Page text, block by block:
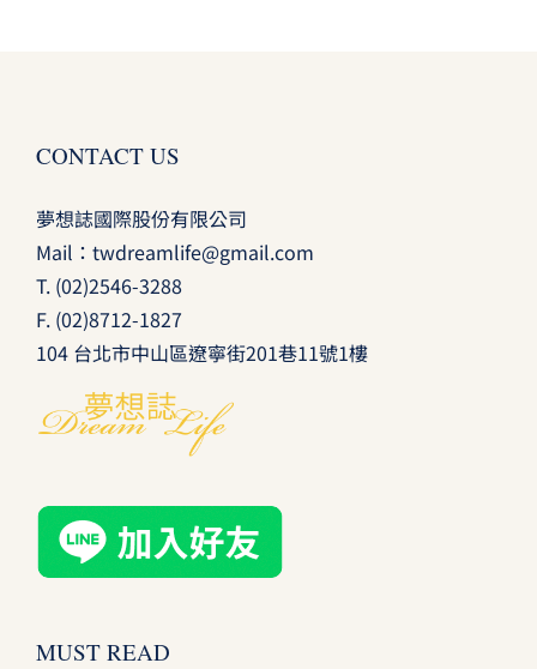
CONTACT US
夢想誌國際股份有限公司
Mail： twdreamlife@gmail.com
T. (02)2546-3288
F. (02)8712-1827
104 台北市中山區遼寧街201巷11號1樓
MUST READ